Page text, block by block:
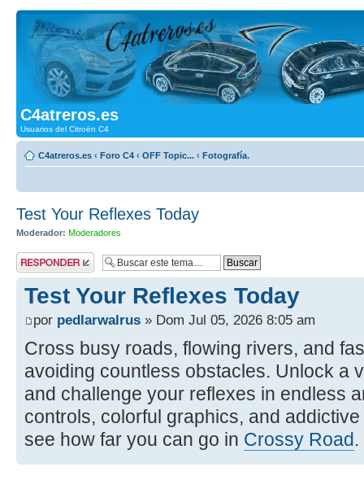
C4atreros.es
Usuarios del Citroën C4
C4atreros.es ‹ Foro C4 ‹ OFF Topic... ‹ Fotografía.
Test Your Reflexes Today
Moderador: Moderadores
Publicar una
respuesta
Test Your Reflexes Today
por pedlarwalrus » Dom Jul 05, 2026 8:05 am
Cross busy roads, flowing rivers, and
avoiding countless obstacles. Unlock a
and challenge your reflexes in endless
controls, colorful graphics, and
see how far you can go in Crossy Road.